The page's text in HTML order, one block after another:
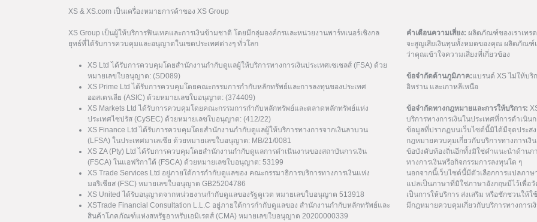
XS & XS.com เป็นเครื่องหมายการค้าของ XS Group
XS Group เป็นผู้ให้บริการฟินเทคและการเงินข้ามชาติ โดยมีกลุ่มองค์กรและหน่วยงานพาร์ทเนอร์เชิงกล
ยุทธ์ที่ได้รับการควบคุมและอนุญาตในเขตประเทศต่างๆ ทั่วโลก
XS Ltd ได้รับการควบคุมโดยสำนักงานกำกับดูแลผู้ให้บริการทางการเงินประเทศเซเชลส์ (FSA) ด้วย
หมายเลขใบอนุญาต: (SD089)
XS Prime Ltd ได้รับการควบคุมโดยคณะกรรมการกำกับหลักทรัพย์และการลงทุนของประเทศ
ออสเตรเลีย (ASIC) ด้วยหมายเลขใบอนุญาต: (374409)
XS Markets Ltd ได้รับการควบคุมโดยคณะกรรมการกำกับหลักทรัพย์และตลาดหลักทรัพย์แห่ง
ประเทศไซปรัส (CySEC) ด้วยหมายเลขใบอนุญาต: (412/22)
XS Finance Ltd ได้รับการควบคุมโดยสำนักงานกำกับดูแลผู้ให้บริการทางการจากเงินลาบวน
(LFSA) ในประเทศมาเลเซีย ด้วยหมายเลขใบอนุญาต: MB/21/0081
XS ZA (Pty) Ltd ได้รับการควบคุมโดยสำนักงานกำกับดูแลการดำเนินงานของสถาบันการเงิน
(FSCA) ในแอฟริกาใต้ (FSCA) ด้วยหมายเลขใบอนุญาต: 53199
XS Trade Services Ltd อยู่ภายใต้การกำกับดูแลของ คณะกรรมาธิการบริการทางการเงินแห่ง
มอริเชียส (FSC) หมายเลขใบอนุญาต GB25204786
XS United ได้รับอนุญาตจากหน่วยงานกำกับดูแลของรัฐคูเวต หมายเลขใบอนุญาต 513918
XSTrade Financial Consultation L.L.C อยู่ภายใต้การกำกับดูแลของ สำนักงานกำกับหลักทรัพย์และ
สินค้าโภคภัณฑ์แห่งสหรัฐอาหรับเอมิเรตส์ (CMA) หมายเลขใบอนุญาต 20200000339
คำเตือนความเสี่ยง: ผลิตภัณฑ์ของเราเทร
จะสูญเสียเงินทุนทั้งหมดของคุณ ผลิตภัณฑ์
ว่าคุณเข้าใจความเสี่ยงที่เกี่ยวข้อง
ข้อจำกัดด้านภูมิภาค:แบรนด์ XS ไม่ให้บริ
อิหร่าน และเกาหลีเหนือ
ข้อจำกัดทางกฎหมายและการให้บริการ:
บริการทางการเงินในประเทศที่การดำเ
ข้อมูลที่ปรากฏบนเว็บไซต์นี้มิได้มีจุดประส
กฎหมายควบคุมเกี่ยวกับบริการทางการเ
ข้อบังคับท้องถิ่นอีกทั้งมิใช่คำแนะนำด้านก
ทางการเงินหรือกิจกรรมการลงทุนใด ๆ
นอกจากนี้เว็บไซต์นี้มีตัวเลือกการแปลภา
แปลเป็นภาษาที่มิใช่ภาษาอังกฤษมีไว้เพื่อ
เป็นการให้บริการ ส่งเสริม หรือชักชวนให้
มีกฎหมายควบคุมเกี่ยวกับบริการทางการเ